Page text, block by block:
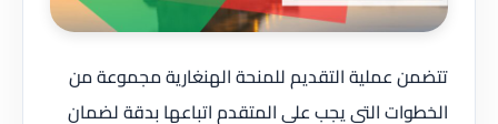
تتضمن عملية التقديم للمنحة الهنغارية مجموعة من
الخطوات التي يجب على المتقدم اتباعها بدقة لضمان